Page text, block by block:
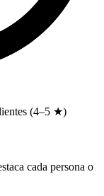
(4–5 ★)
cada persona o